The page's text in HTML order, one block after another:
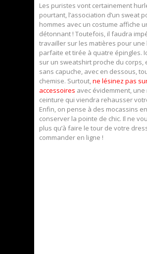
Les puristes vont certainement
pourtant, l’association d’un sweat
hommes avec un costume affiche
détonnant ! Toutefois, il faudra
travailler sur les matières pour une
parfaite et tirée à quatre épingles.
sur un sweatshirt proche du corps,
sans capuche, avec en dessous,
chemise. Surtout,ne lésinez pas
accessoires avec évidemment,
ceinture qui viendra rehausser
Enfin, on pense à des mocassins
conserver la pointe de chic. Il ne
plus qu’à faire le tour de votre
commander en ligne !